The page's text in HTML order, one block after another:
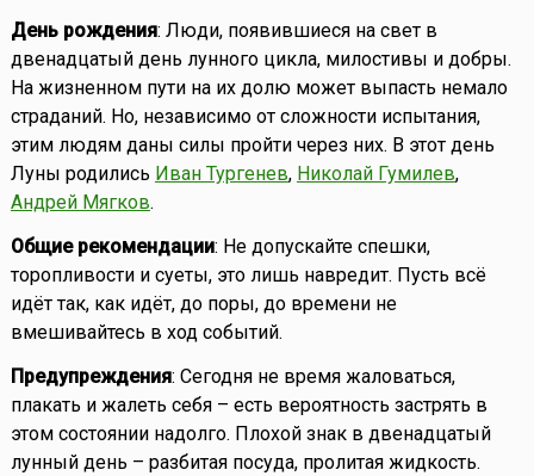
День рождения: Люди, появившиеся на свет в
двенадцатый день лунного цикла, милостивы и добры.
На жизненном пути на их долю может выпасть немало
страданий. Но, независимо от сложности испытания,
этим людям даны силы пройти через них. В этот день
Луны родились Иван Тургенев, Николай Гумилев,
Андрей Мягков.
Общие рекомендации: Не допускайте спешки,
торопливости и суеты, это лишь навредит. Пусть всё
идёт так, как идёт, до поры, до времени не
вмешивайтесь в ход событий.
Предупреждения: Сегодня не время жаловаться,
плакать и жалеть себя – есть вероятность застрять в
этом состоянии надолго. Плохой знак в двенадцатый
лунный день – разбитая посуда, пролитая жидкость.